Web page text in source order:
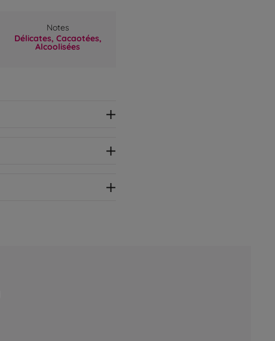
Notes
Délicates, Cacaotées,
Alcoolisées